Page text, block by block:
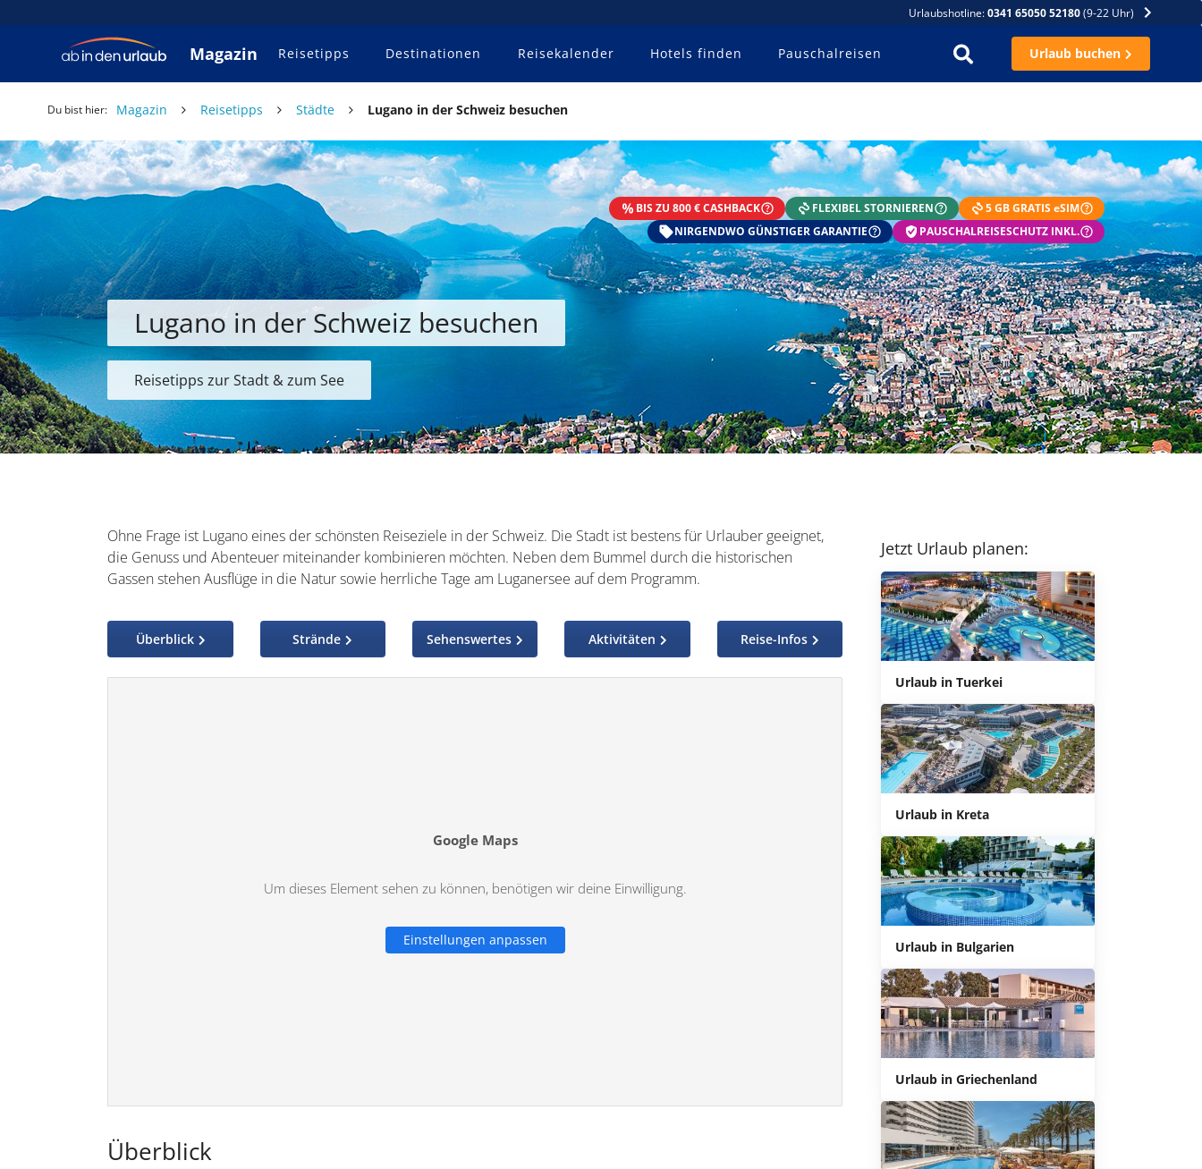
Urlaubshotline:0341 65050 52180(9-22 Uhr)
Magazin Reisetipps Destinationen Reisekalender Hotels finden Pauschalreisen Urlaub buchen
Du bist hier: Magazin Reisetipps Städte Lugano in der Schweiz besuchen
BIS ZU 800 € CASHBACK FLEXIBEL STORNIEREN
5 GB GRATIS eSIM
NIRGENDWO GÜNSTIGER GARANTIE
PAUSCHALREISESCHUTZ INKL.
Lugano in der Schweiz besuchen
Reisetipps zur Stadt & zum See
Ohne Frage ist Lugano eines der schönsten Reiseziele in der Schweiz. Die Stadt ist bestens für Urlauber geeignet,
die Genuss und Abenteuer miteinander kombinieren möchten. Neben dem Bummel durch die historischen
Gassen stehen Ausflüge in die Natur sowie herrliche Tage am Luganersee auf dem Programm.
Überblick Strände Sehenswertes Aktivitäten Reise-Infos
Google Maps
Um dieses Element sehen zu können, benötigen wir deine Einwilligung.
Einstellungen anpassen
Überblick
Jetzt Urlaub planen:
Urlaub in Tuerkei
Urlaub in Kreta
Urlaub in Bulgarien
Urlaub in Griechenland